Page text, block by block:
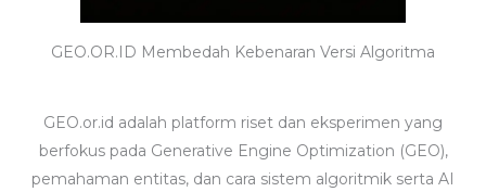
GEO.OR.ID Membedah Kebenaran Versi Algoritma
GEO.or.id adalah platform riset dan eksperimen yang
berfokus pada Generative Engine Optimization (GEO),
pemahaman entitas, dan cara sistem algoritmik serta AI